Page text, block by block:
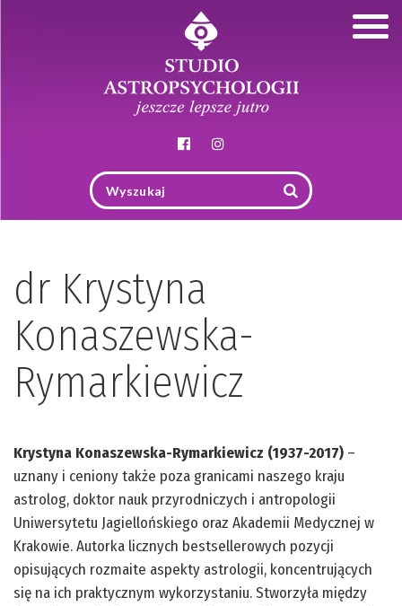
dr Krystyna
Konaszewska-
Rymarkiewicz
Krystyna Konaszewska-Rymarkiewicz (1937-2017) –
uznany i ceniony także poza granicami naszego kraju
astrolog, doktor nauk przyrodniczych i antropologii
Uniwersytetu Jagiellońskiego oraz Akademii Medycznej w
Krakowie. Autorka licznych bestsellerowych pozycji
opisujących rozmaite aspekty astrologii, koncentrujących
się na ich praktycznym wykorzystaniu. Stworzyła między